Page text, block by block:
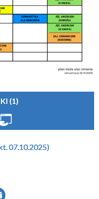
(1)
07.10.2025)